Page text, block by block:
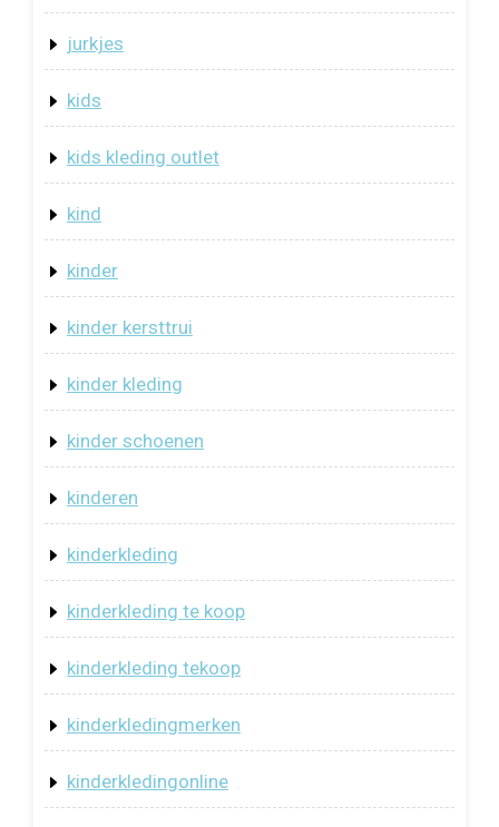
jurkjes
kids
kids kleding outlet
kind
kinder
kinder kersttrui
kinder kleding
kinder schoenen
kinderen
kinderkleding
kinderkleding te koop
kinderkleding tekoop
kinderkledingmerken
kinderkledingonline